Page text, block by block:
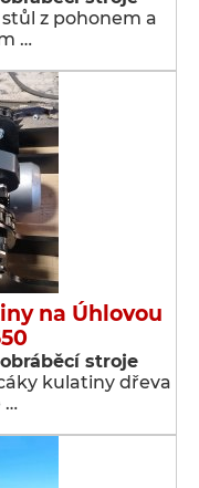
z pohonem a
…
na Úhlovou
stroje
kulatiny dřeva
…